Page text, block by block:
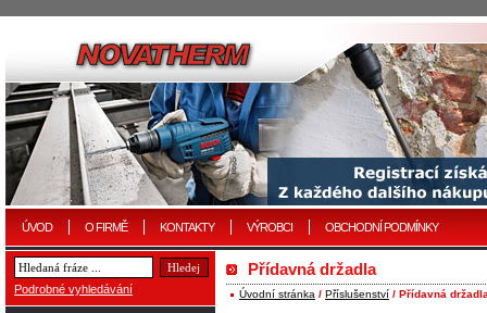
ÚVOD O FIRMĚ KONTAKTY VÝROBCI OBCHODNÍ PODMÍNKY
Přídavná držadla
Úvodní stránka / Příslušenství / Přídavná
Podrobné vyhledávání